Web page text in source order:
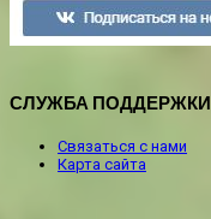
СЛУЖБА ПОДДЕРЖКИ
Связаться с нами
Карта сайта